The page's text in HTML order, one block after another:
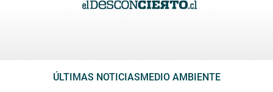
ÚLTIMAS NOTICIASMEDIO AMBIENTE